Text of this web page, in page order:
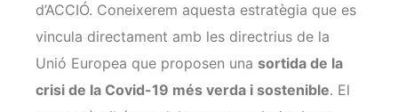
d’ACCIÓ. Coneixerem aquesta estratègia que es
vincula directament amb les directrius de la
Unió Europea que proposen una sortida de la
crisi de la Covid-19 més verda i sostenible. El